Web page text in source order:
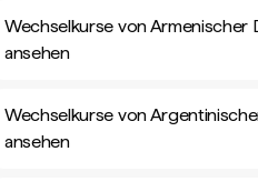
Wechselkurse von Armenischer
ansehen
Wechselkurse von
ansehen